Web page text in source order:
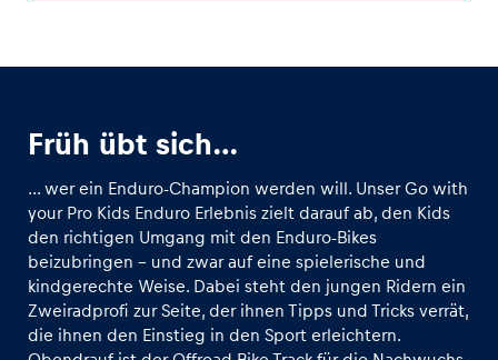
Früh übt sich…
… wer ein Enduro-Champion werden will. Unser Go with
your Pro Kids Enduro Erlebnis zielt darauf ab, den Kids
den richtigen Umgang mit den Enduro-Bikes
beizubringen – und zwar auf eine spielerische und
kindgerechte Weise. Dabei steht den jungen Ridern ein
Zweiradprofi zur Seite, der ihnen Tipps und Tricks verrät,
die ihnen den Einstieg in den Sport erleichtern.